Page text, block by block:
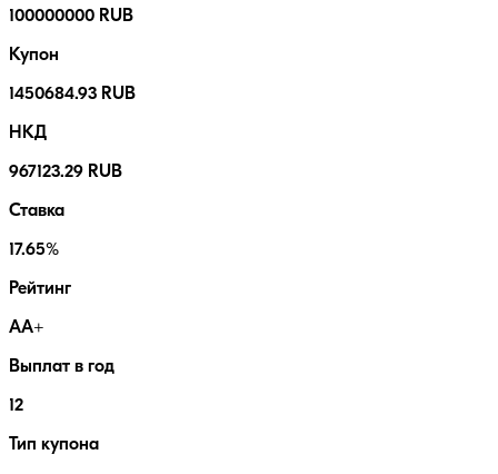
100000000 RUB
Купон
1450684.93 RUB
НКД
967123.29 RUB
Ставка
17.65%
Рейтинг
AA+
Выплат в год
12
Тип купона